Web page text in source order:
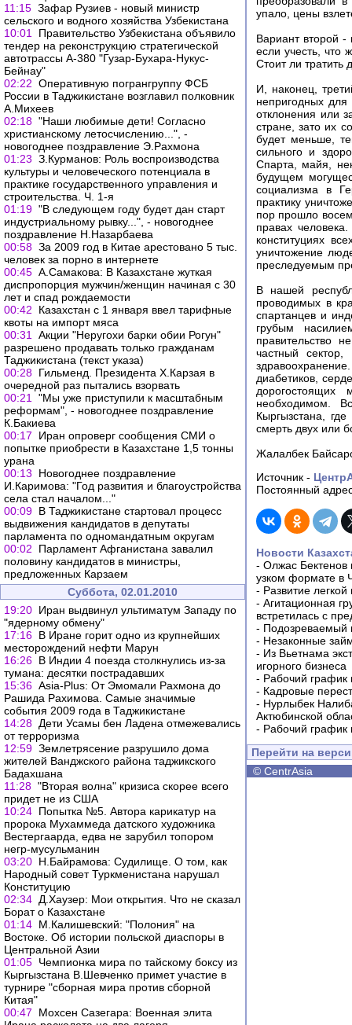
11:15 Зафар Рузиев - новый министр
сельского и водного хозяйства Узбекистана
10:01
Правительство Узбекистана объявило
тендер на реконструкцию стратегической
автотрассы А-380 "Гузар-Бухара-Нукус-
Бейнау"
02:22 Оперативную погрангруппу ФСБ
России в Таджикистане возглавил полковник
А.Михеев
02:18 "Наши любимые дети! Согласно
христианскому летосчислению...", -
новогоднее поздравление Э.Рахмона
01:23 З.Курманов: Роль воспроизводства
культуры и человеческого потенциала в
практике государственного управления и
строительства. Ч. 1-я
01:19 "В следующем году будет дан старт
индустриальному рывку...", - новогоднее
поздравление Н.Назарбаева
00:58 За 2009 год в Китае арестовано 5 тыс.
человек за порно в интернете
00:45 А.Самакова: В Казахстане жуткая
диспропорция мужчин/женщин начиная с 30
лет и спад рождаемости
00:42
Казахстан с 1 января ввел тарифные
квоты на импорт мяса
00:31
Акции "Неругохи барки обии Рогун"
разрешено продавать только гражданам
Таджикистана (текст указа)
00:28 Гильменд. Президента Х.Карзая в
очередной раз пытались взорвать
00:21
"Мы уже приступили к масштабным
реформам", - новогоднее поздравление
К.Бакиева
00:17
Иран опроверг сообщения СМИ о
попытке приобрести в Казахстане 1,5 тонны
урана
00:13
Новогоднее поздравление
И.Каримова: "Год развития и благоустройства
села стал началом..."
00:09 В Таджикистане стартовал процесс
выдвижения кандидатов в депутаты
парламента по одномандатным округам
00:02
Парламент Афганистана завалил
половину кандидатов в министры,
предложенных Карзаем
Суббота, 02.01.2010
19:20 Иран выдвинул ультиматум Западу по
"ядерному обмену"
17:16 В Иране горит одно из крупнейших
месторождений нефти Марун
16:26 В Индии 4 поезда столкнулись из-за
тумана: десятки пострадавших
15:36 Asia-Plus: От Эмомали Рахмона до
Рашида Рахимова. Самые значимые
события 2009 года в Таджикистане
14:28 Дети Усамы бен Ладена отмежевались
от терроризма
12:59 Землетрясение разрушило дома
жителей Ванджского района таджикского
Бадахшана
11:28 "Вторая волна" кризиса скорее всего
придет не из США
10:24 Попытка №5. Автора карикатур на
пророка Мухаммеда датского художника
Вестергаарда, едва не зарубил топором
негр-мусульманин
03:20 Н.Байрамова: Судилище. О том, как
Народный совет Туркменистана нарушал
Конституцию
02:34 Д.Хаузер: Мои открытия. Что не сказал
Борат о Казахстане
01:14 М.Калишевский: "Полония" на
Востоке. Об истории польской диаспоры в
Центральной Азии
01:05 Чемпионка мира по тайскому боксу из
Кыргызстана В.Шевченко примет участие в
турнире "сборная мира против сборной
Китая"
00:47
Мохсен Сазегара: Военная элита
упало, цены
Вариант второй -
если учесть, что
Стоит ли тратить
И, наконец,
непригодных
отклонения или
стране, зато их
будет меньше,
сильного и
Спарта, майя,
будущем
социализма в
практику
пор прошло
правах
конституциях
уничтожение
преследуемым
В нашей
проводимых в
спартанцев и
грубым
правительство
частный
диабетиков,
необходимом.
Кыргызстана,
смерть двух или
Жалалбек
Источник -
Постоянный
Новости
- Олжас Бектенов
узком формате в
- Развитие
- Агитационная
встретилась с
- Подозреваемый
- Незаконные
- Из Вьетнама
игорного бизнеса
- Рабочий график
- Кадровые
- Нурлыбек
Актюбинской
- Рабочий график
Перейти на
© CentrAsia